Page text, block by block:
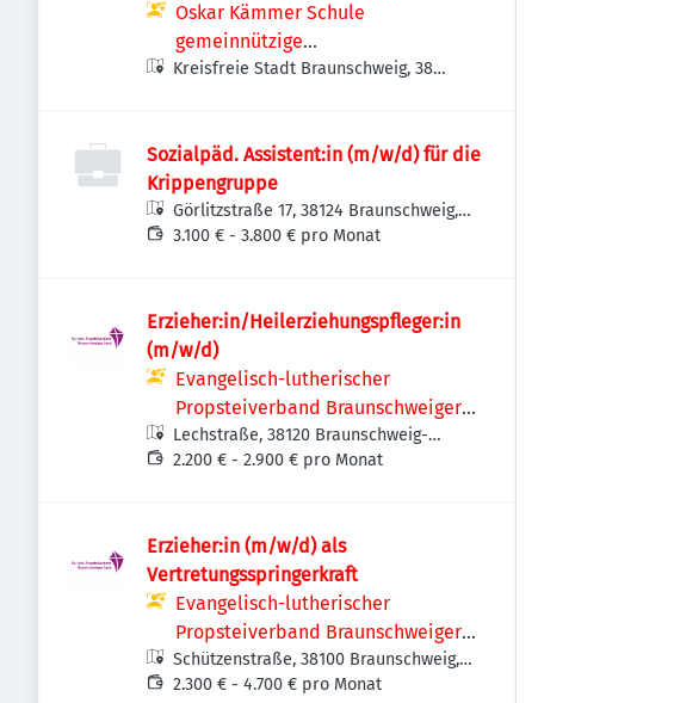
Oskar Kämmer Schule
gemeinnützige
Bildungsgesellschaft mbH
Kreisfreie Stadt Braunschweig, 38
Sozialpäd. Assistent:in (m/w/d) für die
Krippengruppe
Görlitzstraße 17, 38124 Braunschweig,
Deutschland
3.100 € - 3.800 € pro Monat
Erzieher:in/Heilerziehungspfleger:in
(m/w/d)
Evangelisch-lutherischer
Propsteiverband Braunschweiger
Land
Lechstraße, 38120 Braunschweig-
Weststadt, Deutschland
2.200 € - 2.900 € pro Monat
Erzieher:in (m/w/d) als
Vertretungsspringerkraft
Evangelisch-lutherischer
Propsteiverband Braunschweiger
Land
Schützenstraße, 38100 Braunschweig,
Deutschland
2.300 € - 4.700 € pro Monat